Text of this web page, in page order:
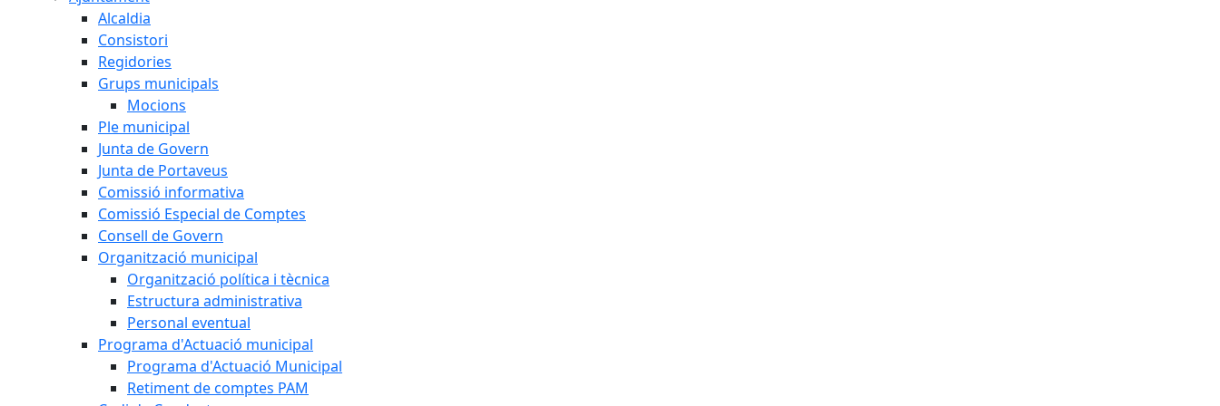
Alcaldia
Consistori
Regidories
Grups municipals
Mocions
Ple municipal
Junta de Govern
Junta de Portaveus
Comissió informativa
Comissió Especial de Comptes
Consell de Govern
Organització municipal
Organització política i tècnica
Estructura administrativa
Personal eventual
Programa d'Actuació municipal
Programa d'Actuació Municipal
Retiment de comptes PAM